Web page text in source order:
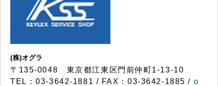
(株)オグラ
〒135-0048 東京都江東区門前仲町1-13-10
TEL：03-3642-1881 / FAX：03-3642-1885 / o